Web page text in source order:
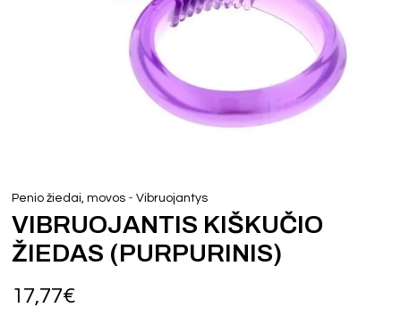
Penio žiedai, movos -Vibruojantys
VIBRUOJANTIS KIŠKUČIO
ŽIEDAS (PURPURINIS)
17,77€